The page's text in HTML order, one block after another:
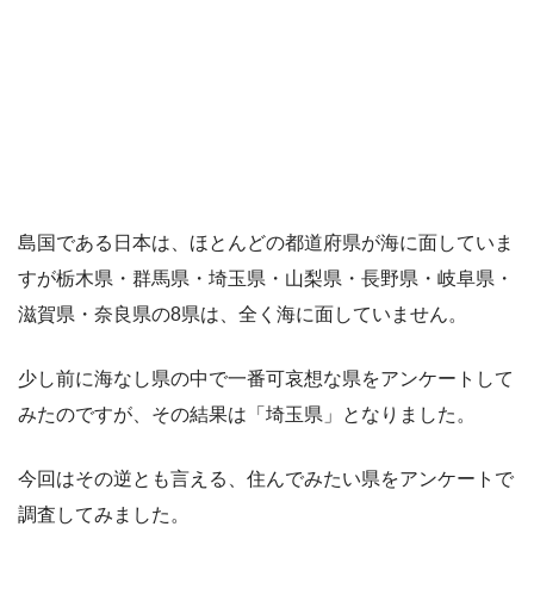
島国である日本は、ほとんどの都道府県が海に面していま
すが栃木県・群馬県・埼玉県・山梨県・長野県・岐阜県・
滋賀県・奈良県の8県は、全く海に面していません。
少し前に海なし県の中で一番可哀想な県をアンケートして
みたのですが、その結果は「埼玉県」となりました。
今回はその逆とも言える、住んでみたい県をアンケートで
調査してみました。